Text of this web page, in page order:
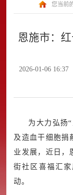
您当前
恩施市：
2026-01-06 16:37
为大力弘扬
及造血干细胞捐
业发展，近日，
街社区喜福汇
动。